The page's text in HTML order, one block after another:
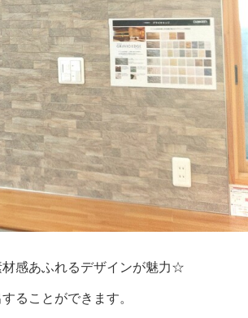
感あふれるデザインが魅力☆
ることができます。